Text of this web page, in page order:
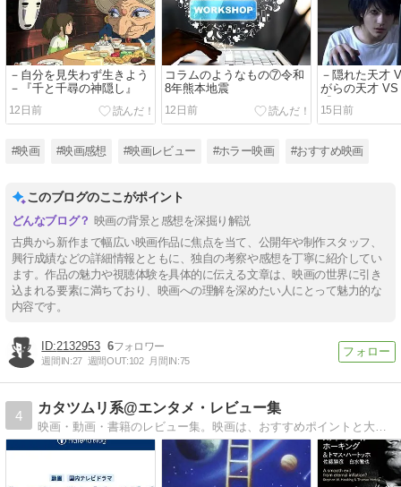
－自分を見失わず生きよう
－『千と千尋の神隠し』
12日前
コラムのようなもの⑦令和
8年熊本地震
12日前
－隠れた天才
がらの天才
『DEATH
ト the Last
15日前
#映画 #映画感想 #映画レビュー #ホラー映画 #おすすめ映画
このブログのここがポイント
映画の背景と感想を深掘り解説
古典から新作まで幅広い映画作品に焦点を当て、公開年や制作スタッフ、
興行成績などの詳細情報とともに、独自の考察や感想を丁寧に紹介してい
ます。作品の魅力や視聴体験を具体的に伝える文章は、映画の世界に引き
込まれる要素に満ちており、映画への理解を深めたい人にとって魅力的な
内容です。
2132953 6
週間IN:27 週間OUT:102 月間IN:75
4
カタツムリ系@エンタメ・レビュー集